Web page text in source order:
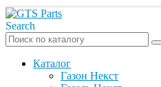
Search
Каталог
Газон Некст